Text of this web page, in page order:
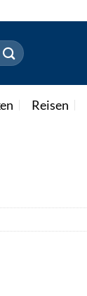
Reisen